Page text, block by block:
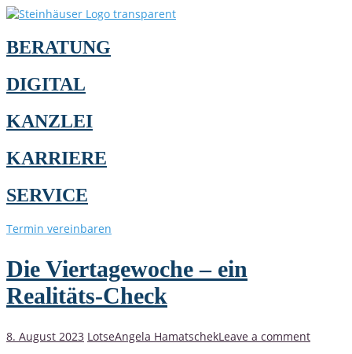
BERATUNG
DIGITAL
KANZLEI
KARRIERE
SERVICE
Termin vereinbaren
Die Viertagewoche – ein
Realitäts-Check
8. August 2023 LotseAngela HamatschekLeave a comment